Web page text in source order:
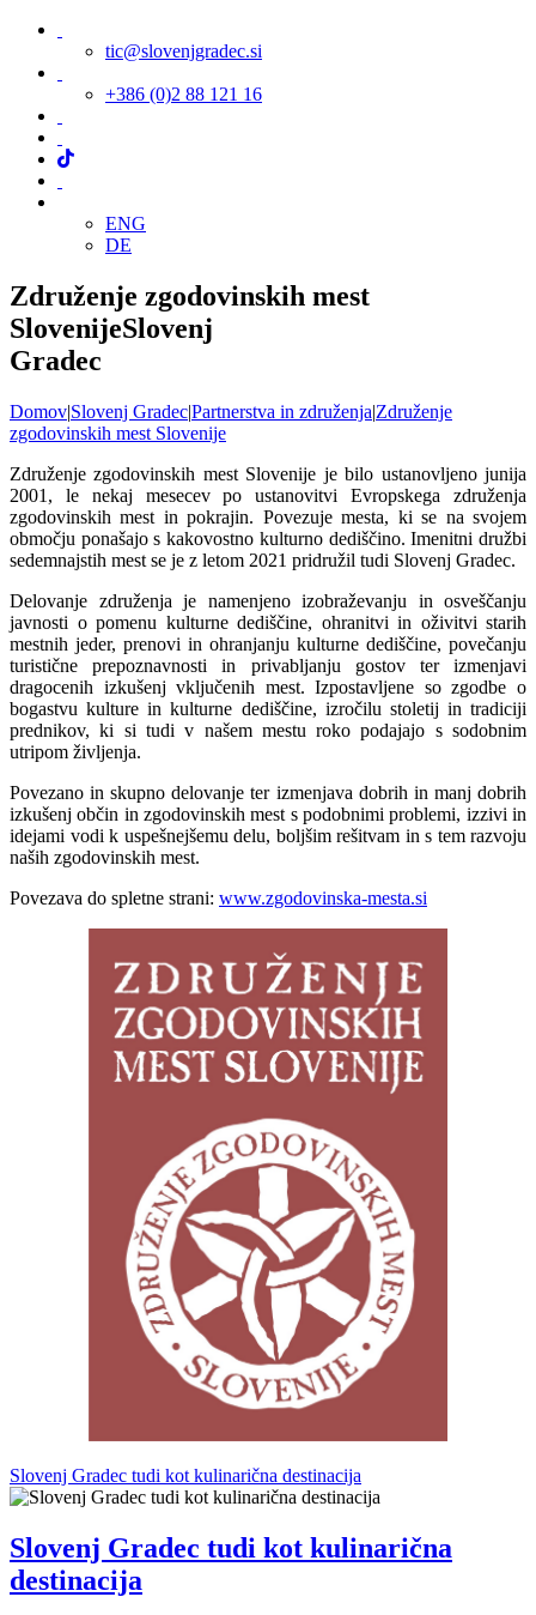
tic@slovenjgradec.si
+386 (0)2 88 121 16
ENG
DE
Združenje zgodovinskih mest
SlovenijeSlovenj
Gradec
Domov|Slovenj Gradec|Partnerstva in združenja|Združenje
zgodovinskih mest Slovenije
Združenje zgodovinskih mest Slovenije je bilo ustanovljeno junija
2001, le nekaj mesecev po ustanovitvi Evropskega združenja
zgodovinskih mest in pokrajin. Povezuje mesta, ki se na svojem
območju ponašajo s kakovostno kulturno dediščino. Imenitni družbi
sedemnajstih mest se je z letom 2021 pridružil tudi Slovenj Gradec.
Delovanje združenja je namenjeno izobraževanju in osveščanju
javnosti o pomenu kulturne dediščine, ohranitvi in oživitvi starih
mestnih jeder, prenovi in ohranjanju kulturne dediščine, povečanju
turistične prepoznavnosti in privabljanju gostov ter izmenjavi
dragocenih izkušenj vključenih mest. Izpostavljene so zgodbe o
bogastvu kulture in kulturne dediščine, izročilu stoletij in tradiciji
prednikov, ki si tudi v našem mestu roko podajajo s sodobnim
utripom življenja.
Povezano in skupno delovanje ter izmenjava dobrih in manj dobrih
izkušenj občin in zgodovinskih mest s podobnimi problemi, izzivi in
idejami vodi k uspešnejšemu delu, boljšim rešitvam in s tem razvoju
naših zgodovinskih mest.
Povezava do spletne strani: www.zgodovinska-mesta.si
Slovenj Gradec tudi kot kulinarična destinacija
Slovenj Gradec tudi kot kulinarična
destinacija